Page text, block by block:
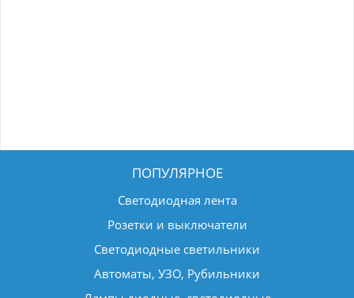
ПОПУЛЯРНОЕ
Светодиодная лента
Розетки и выключатели
Светодиодные светильники
Автоматы, УЗО, Рубильники